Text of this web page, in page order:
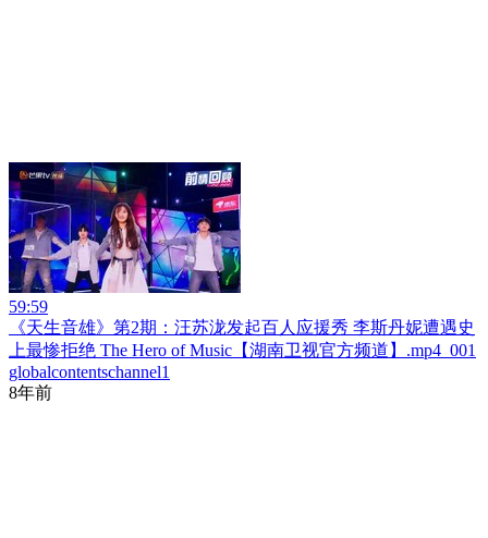
59:59
《天生音雄》第2期：汪苏泷发起百人应援秀 李斯丹妮遭遇史
上最惨拒绝 The Hero of Music【湖南卫视官方频道】.mp4_001
globalcontentschannel1
8年前